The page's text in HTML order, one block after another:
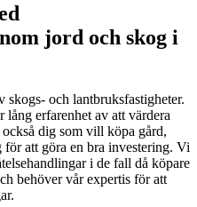
jord och skog i
skogs- och lantbruksfastigheter.
erfarenhet av att värdera
dig som vill köpa gård,
att göra en bra investering. Vi
i de fall då köpare
behöver vår expertis för att